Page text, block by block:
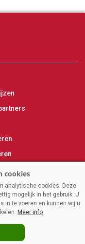
analytische cookies. Deze
mogelijk in het gebruik. U
in te voeren en kunnen wij u
Meer info